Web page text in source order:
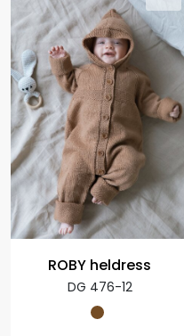
ROBY heldress
DG 476-12